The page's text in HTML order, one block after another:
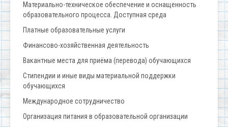
Материально-техническое обеспечение и оснащенность
образовательного процесса. Доступная среда
Платные образовательные услуги
Финансово-хозяйственная деятельность
Вакантные места для приёма (перевода) обучающихся
Стипендии и иные виды материальной поддержки
обучающихся
Международное сотрудничество
Организация питания в образовательной организации